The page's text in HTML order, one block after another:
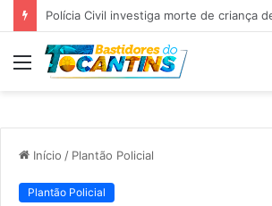
Menu
Início / Plantão Policial
Plantão Policial